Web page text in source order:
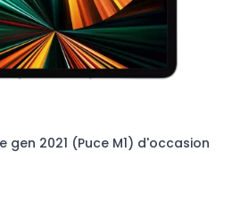
Indisponible pour le moment...
gen 2021 (Puce M1) d'occasion